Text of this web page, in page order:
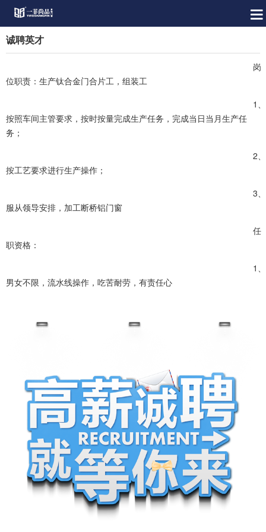
诚聘英才
岗
位职责：生产钛合金门合片工，组装工
1、
按照车间主管要求，按时按量完成生产任务，完成当日当月生产任
务；
2、
按工艺要求进行生产操作；
3、
服从领导安排，加工断桥铝门窗
任
职资格：
1、
男女不限，流水线操作，吃苦耐劳，有责任心